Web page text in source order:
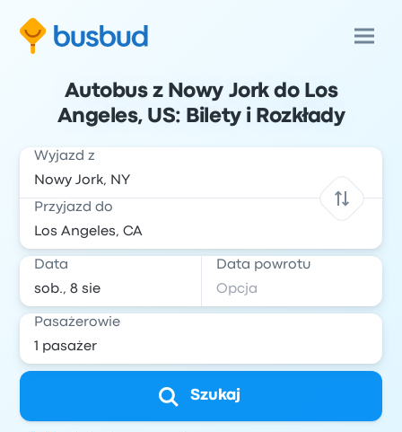
Autobus z Nowy Jork do Los
Angeles, US: Bilety i Rozkłady
Wyjazd z
Przyjazd do
Data Data powrotu
Pasażerowie
Szukaj